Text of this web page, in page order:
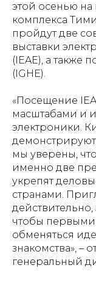
этой осенью
комплекса
пройдут две
выставки
(IEAE), а также
(IGHE).
«Посещение
масштабами и
электроники.
демонстрируют
мы уверены,
именно две
укрепят
странами.
чтобы первыми
обменяться
знакомства», –
генеральный